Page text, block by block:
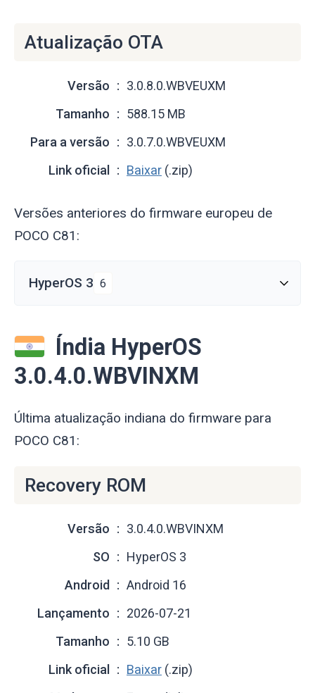
Atualização OTA
Versão
3.0.8.0.WBVEUXM
Tamanho
588.15 MB
Para a versão
3.0.7.0.WBVEUXM
Link oficial
Baixar (.zip)
Versões anteriores do firmware europeu de
POCO C81:
HyperOS 3 6
Índia HyperOS
3.0.4.0.WBVINXM
Última atualização indiana do firmware para
POCO C81:
Recovery ROM
Versão
3.0.4.0.WBVINXM
SO
HyperOS 3
Android
Android 16
Lançamento
2026-07-21
Tamanho
5.10 GB
Link oficial
Baixar (.zip)